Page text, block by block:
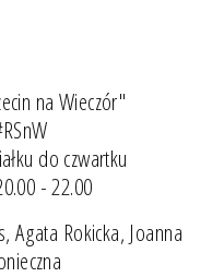
na Wieczór"
do czwartku
- 22.00
Agata Rokicka, Joanna